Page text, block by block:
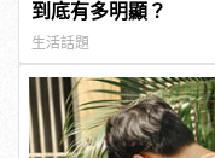
到底有多明顯？
生活話題